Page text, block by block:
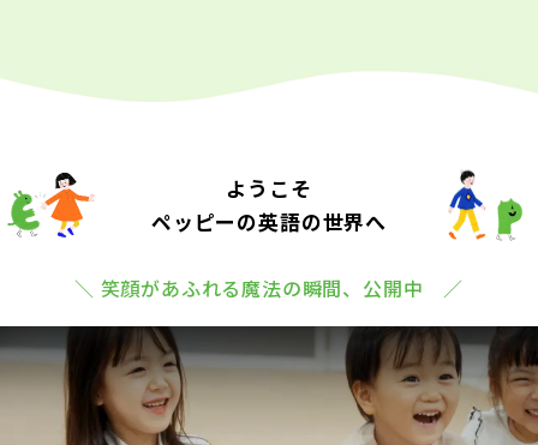
ようこそ
ペッピーの英語の世界へ
＼ 笑顔があふれる魔法の瞬間、公開中 ／